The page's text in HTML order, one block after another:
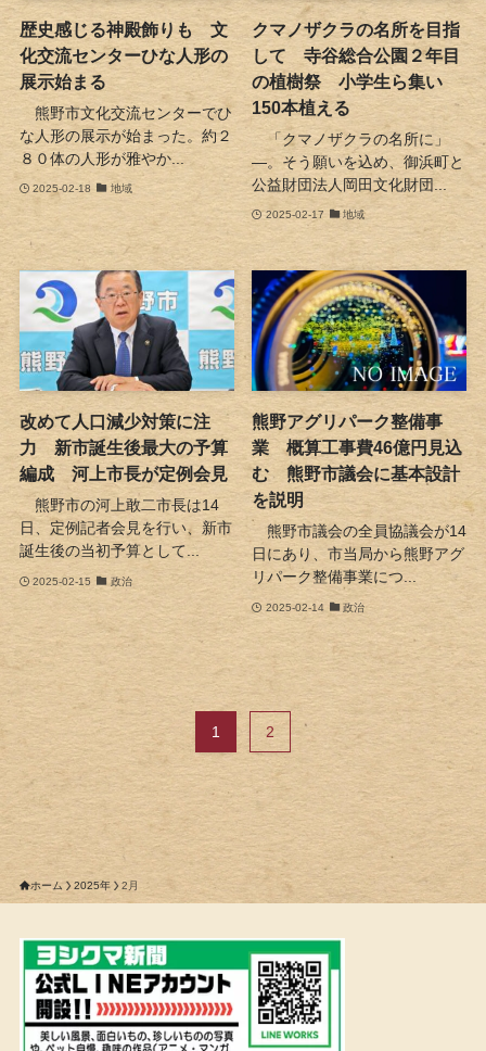
歴史感じる神殿飾りも 文
化交流センターひな人形の
展示始まる
熊野市文化交流センターでひ
な人形の展示が始まった。約２
８０体の人形が雅やか...
2025-02-18 地域
クマノザクラの名所を目指
して 寺谷総合公園２年目
の植樹祭 小学生ら集い
150本植える
「クマノザクラの名所に」
―。そう願いを込め、御浜町と
公益財団法人岡田文化財団...
2025-02-17 地域
改めて人口減少対策に注
力 新市誕生後最大の予算
編成 河上市長が定例会見
熊野市の河上敢二市長は14
日、定例記者会見を行い、新市
誕生後の当初予算として...
2025-02-15 政治
熊野アグリパーク整備事
業 概算工事費46億円見込
む 熊野市議会に基本設計
を説明
熊野市議会の全員協議会が14
日にあり、市当局から熊野アグ
リパーク整備事業につ...
2025-02-14 政治
1 2
ホーム 2025年 2月